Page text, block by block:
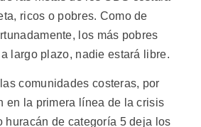
ricos o pobres. Como de
los más pobres
largo plazo, nadie estará libre.
comunidades costeras, por
en la primera línea de la crisis
huracán de categoría 5 deja los